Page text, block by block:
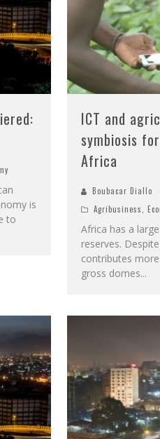
is
to
ICT and
symbiosis
Africa
Boubacar Diallo
Agribusiness
Africa has a
reserves.
contributes
gross domes...